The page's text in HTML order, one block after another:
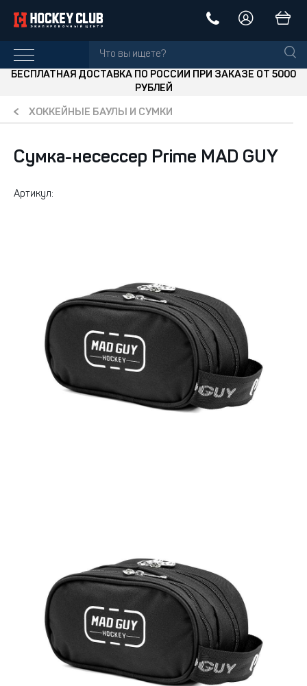
БЕСПЛАТНАЯ ДОСТАВКА ПО РОССИИ ПРИ ЗАКАЗЕ ОТ 5000
РУБЛЕЙ
ХОККЕЙНЫЕ БАУЛЫ И СУМКИ
Сумка-несессер Prime MAD GUY
Артикул: